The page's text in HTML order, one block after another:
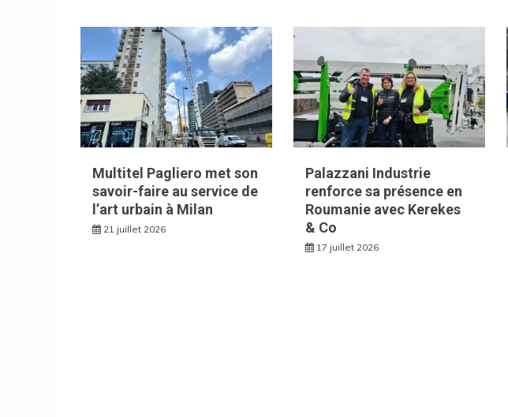
Multitel Pagliero met son
savoir-faire au service de
l’art urbain à Milan
21 juillet 2026
Palazzani Industrie
renforce sa présence en
Roumanie avec Kerekes
& Co
17 juillet 2026